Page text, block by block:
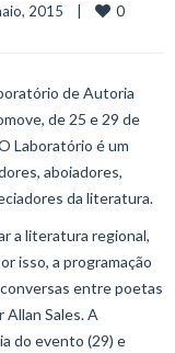
2015    |
0
de Autoria
de 25 e 29 de
Laboratório é um
aboiadores,
da literatura.
a literatura regional,
isso, a programação
entre poetas
Sales. A
do evento (29) e